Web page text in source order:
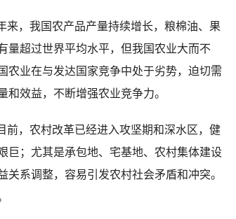
，我国农产品产量持续增长，粮棉油、果
量超过世界平均水平，但我国农业大而不
农业在与发达国家竞争中处于劣势，迫切需
效益，不断增强农业竞争力。
，农村改革已经进入攻坚期和深水区，健
巨；尤其是承包地、宅基地、农村集体建设
系调整，容易引发农村社会矛盾和冲突。